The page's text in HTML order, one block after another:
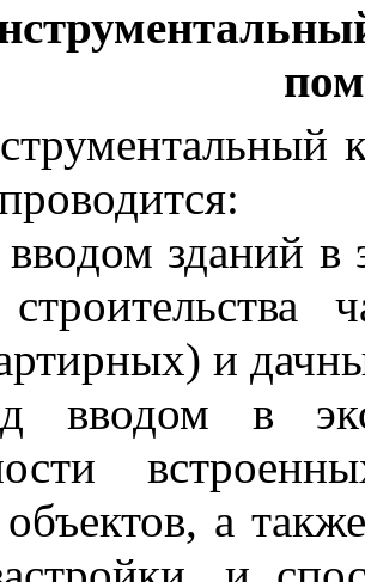
вводом зданий
и
вводом в
а